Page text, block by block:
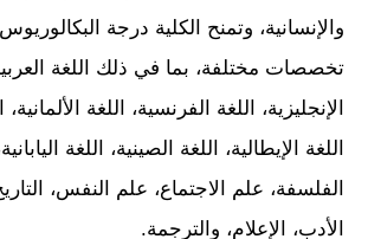
والإنسانية، وتمنح الكلية درجة
تخصصات مختلفة، بما في ذلك اللغة
الإنجليزية، اللغة الفرنسية، اللغة الألمانية،
اللغة الإيطالية، اللغة الصينية، اللغة
الفلسفة، علم الاجتماع، علم النفس،
الأدب، الإعلام، والترجمة.